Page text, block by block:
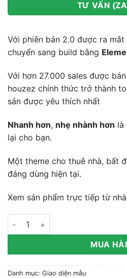
TƯ VẤN
Với phiên bản 2.0 được ra mắt
chuyển sang build bằng
Với hơn 27.000 sales được
houzez chính thức trở thành
sản được yêu thích nhất
Nhanh hơn, nhẹ nhành hơn là
lại cho bạn.
Một theme cho thuê nhà, bất
đáng dùng hiện tại.
Xem sản phẩm trực tiếp từ
Houzez- Real Estate WordPress
MUA
Danh mục: Giao diện mẫu